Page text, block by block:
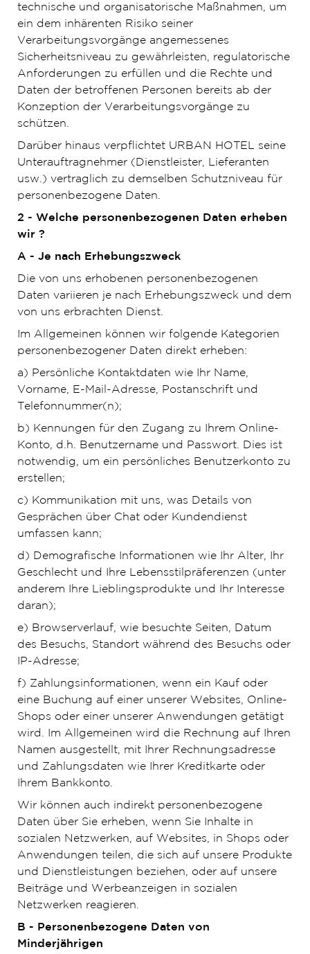
technische und organisatorische Maßnahmen, um
ein dem inhärenten Risiko seiner
Verarbeitungsvorgänge angemessenes
Sicherheitsniveau zu gewährleisten, regulatorische
Anforderungen zu erfüllen und die Rechte und
Daten der betroffenen Personen bereits ab der
Konzeption der Verarbeitungsvorgänge zu
schützen.
Darüber hinaus verpflichtet URBAN HOTEL seine
Unterauftragnehmer (Dienstleister, Lieferanten
usw.) vertraglich zu demselben Schutzniveau für
personenbezogene Daten.
2 - Welche personenbezogenen Daten erheben
wir ?
A - Je nach Erhebungszweck
Die von uns erhobenen personenbezogenen
Daten variieren je nach Erhebungszweck und dem
von uns erbrachten Dienst.
Im Allgemeinen können wir folgende Kategorien
personenbezogener Daten direkt erheben:
a) Persönliche Kontaktdaten wie Ihr Name,
Vorname, E-Mail-Adresse, Postanschrift und
Telefonnummer(n);
b) Kennungen für den Zugang zu Ihrem Online-
Konto, d.h. Benutzername und Passwort. Dies ist
notwendig, um ein persönliches Benutzerkonto zu
erstellen;
c) Kommunikation mit uns, was Details von
Gesprächen über Chat oder Kundendienst
umfassen kann;
d) Demografische Informationen wie Ihr Alter, Ihr
Geschlecht und Ihre Lebensstilpräferenzen (unter
anderem Ihre Lieblingsprodukte und Ihr Interesse
daran);
e) Browserverlauf, wie besuchte Seiten, Datum
des Besuchs, Standort während des Besuchs oder
IP-Adresse;
f) Zahlungsinformationen, wenn ein Kauf oder
eine Buchung auf einer unserer Websites, Online-
Shops oder einer unserer Anwendungen getätigt
wird. Im Allgemeinen wird die Rechnung auf Ihren
Namen ausgestellt, mit Ihrer Rechnungsadresse
und Zahlungsdaten wie Ihrer Kreditkarte oder
Ihrem Bankkonto.
Wir können auch indirekt personenbezogene
Daten über Sie erheben, wenn Sie Inhalte in
sozialen Netzwerken, auf Websites, in Shops oder
Anwendungen teilen, die sich auf unsere Produkte
und Dienstleistungen beziehen, oder auf unsere
Beiträge und Werbeanzeigen in sozialen
Netzwerken reagieren.
B - Personenbezogene Daten von
Minderjährigen